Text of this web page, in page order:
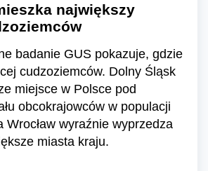
największy
badanie GUS pokazuje, gdzie
cudzoziemców. Dolny Śląsk
miejsce w Polsce pod
obcokrajowców w populacji
Wrocław wyraźnie wyprzedza
miasta kraju.